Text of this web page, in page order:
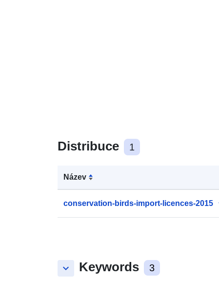
Distribuce 1
Název
conservation-birds-import-licences-2015
keyboard_arrow_down Keywords 3